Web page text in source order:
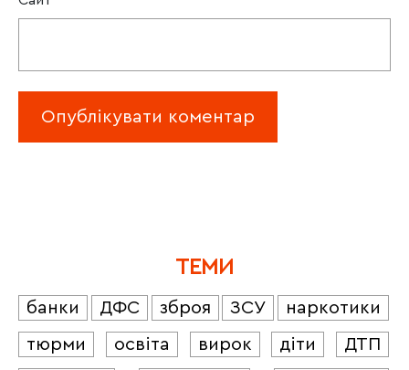
ТЕМИ
банки ДФС зброя ЗСУ
наркотики
тюрми
освіта вирок діти
ДТП